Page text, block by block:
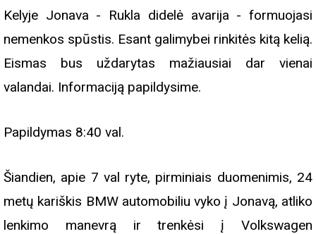
Kelyje Jonava - Rukla didelė avarija - formuojasi
nemenkos spūstis. Esant galimybei rinkitės kitą kelią.
Eismas bus uždarytas mažiausiai dar vienai
valandai. Informaciją papildysime.
Papildymas 8:40 val.
Šiandien, apie 7 val ryte, pirminiais duomenimis, 24
metų kariškis BMW automobiliu vyko į Jonavą, atliko
lenkimo manevrą ir trenkėsi į Volkswagen